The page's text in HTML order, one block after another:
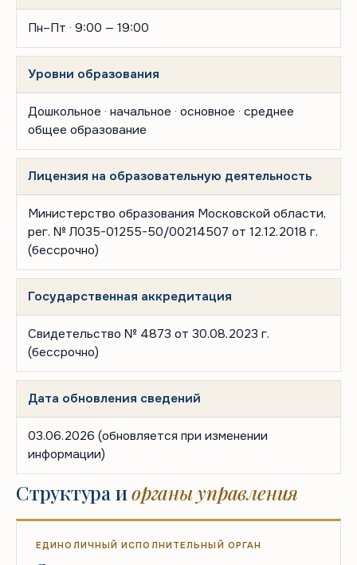
Пн–Пт · 9:00 — 19:00
Уровни образования
Дошкольное · начальное · основное · среднее
общее образование
Лицензия на образовательную деятельность
Министерство образования Московской области,
рег. № Л035-01255-50/00214507 от 12.12.2018 г.
(бессрочно)
Государственная аккредитация
Свидетельство № 4873 от 30.08.2023 г.
(бессрочно)
Дата обновления сведений
03.06.2026 (обновляется при изменении
информации)
Структура иорганы управления
ЕДИНОЛИЧНЫЙ ИСПОЛНИТЕЛЬНЫЙ ОРГАН